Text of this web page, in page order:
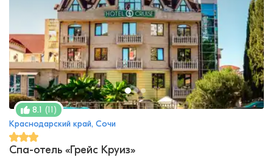
8.1 (11)
Краснодарский край, Сочи
Спа-отель «Грейс Круиз»